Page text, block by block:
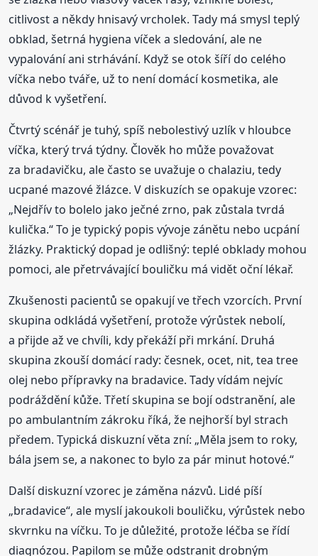
citlivost a někdy hnisavý vrcholek. Tady má smysl teplý
obklad, šetrná hygiena víček a sledování, ale ne
vypalování ani strhávání. Když se otok šíří do celého
víčka nebo tváře, už to není domácí kosmetika, ale
důvod k vyšetření.
Čtvrtý scénář je tuhý, spíš nebolestivý uzlík v hloubce
víčka, který trvá týdny. Člověk ho může považovat
za bradavičku, ale často se uvažuje o chalaziu, tedy
ucpané mazové žlázce. V diskuzích se opakuje vzorec:
„Nejdřív to bolelo jako ječné zrno, pak zůstala tvrdá
kulička.“ To je typický popis vývoje zánětu nebo ucpání
žlázky. Praktický dopad je odlišný: teplé obklady mohou
pomoci, ale přetrvávající bouličku má vidět oční lékař.
Zkušenosti pacientů se opakují ve třech vzorcích. První
skupina odkládá vyšetření, protože výrůstek nebolí,
a přijde až ve chvíli, kdy překáží při mrkání. Druhá
skupina zkouší domácí rady: česnek, ocet, nit, tea tree
olej nebo přípravky na bradavice. Tady vídám nejvíc
podráždění kůže. Třetí skupina se bojí odstranění, ale
po ambulantním zákroku říká, že nejhorší byl strach
předem. Typická diskuzní věta zní: „Měla jsem to roky,
bála jsem se, a nakonec to bylo za pár minut hotové.“
Další diskuzní vzorec je záměna názvů. Lidé píší
„bradavice“, ale myslí jakoukoli bouličku, výrůstek nebo
skvrnku na víčku. To je důležité, protože léčba se řídí
diagnózou. Papilom se může odstranit drobným